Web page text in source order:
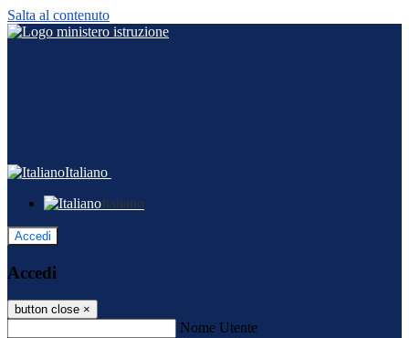
Salta al contenuto
Italiano
Italiano
Accedi
Accedi
button close ×
Nome Utente